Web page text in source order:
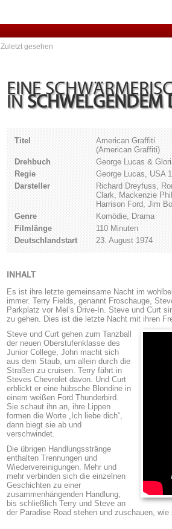
Zuletzt gesehen
EINE
IN SCHWELGENDEM
Titel
American Graffiti
(American Graffiti)
Drehbuch
George Lucas &
Regie
George Lucas, USA
Darsteller
Richard Dreyfuss,
Clark, Mackenzie
Harrison Ford, Jim
Genre
Komödie, Drama
Filmlänge
110 Minuten
Deutschlandstart
23. August 1974
INHALT
Es ist ihre letzte gemeinsame Nacht im
immer. Terry Fields, genannt Froschauge,
Parkplatz vor Mel’s Drive-In. Steve und Curt
zu gehen. Dies ist die letzte Nacht mit ihren
Steve und Curt gehen zum Tanzball
der neuen Oberstufenklasse des
Junior College, John macht sich
aus dem Staub, um allein durch die
Straßen zu cruisen. Terry fährt in
Steves Chevrolet davon. Und Curt
erblickt er eine hübsche Blondine in
einem weißen Ford Thunderbird.
Sie schaut ihn an, ihre Lippen
formen die Worte „Ich liebe dich“,
dann biegt sie ab und
verschwindet.
Die übrigen Handlungsstränge
enthalten Trennungen und
Wiedervereinigungen. Mehr und
mehr verbinden sich die einzelnen
Geschichten zu einer
zusammenhängenden Handlung,
bis schließlich Terry und Steve an
der Paradise Road stehen und zuschauen,